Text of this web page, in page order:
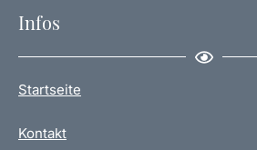
Infos
Startseite
Kontakt